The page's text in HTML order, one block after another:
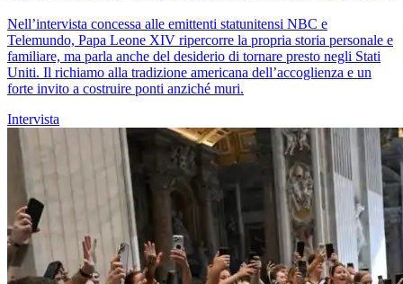
Nell’intervista concessa alle emittenti statunitensi NBC e
Telemundo, Papa Leone XIV ripercorre la propria storia personale e
familiare, ma parla anche del desiderio di tornare presto negli Stati
Uniti. Il richiamo alla tradizione americana dell’accoglienza e un
forte invito a costruire ponti anziché muri.
Intervista